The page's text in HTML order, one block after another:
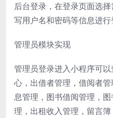
后台登录，在登录页面选
写用户名和密码等信息进
管理员模块实现
管理员登录进入小程序可
心，出借者管理，借阅者
息管理，图书借阅管理，
理，出租收入管理，留言